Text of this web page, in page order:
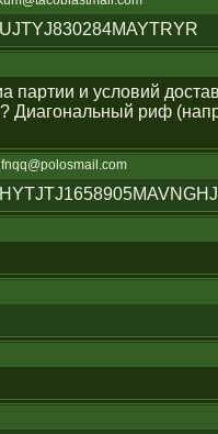
партии и условий
? Диагональный риф